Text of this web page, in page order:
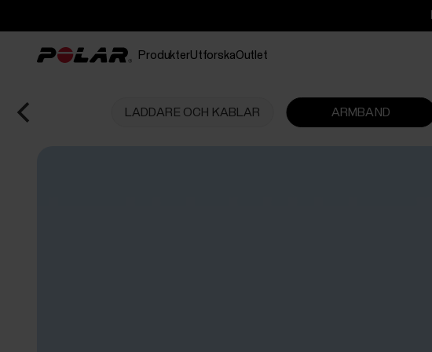
ProdukterUtforskaOutlet
LADDARE OCH KABLAR ARMBAND